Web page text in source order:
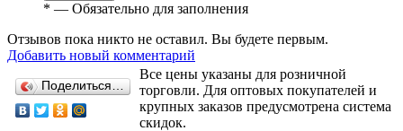
* — Обязательно для заполнения
Отзывов пока никто не оставил. Вы будете первым.
Добавить новый комментарий
Поделиться…
Все цены указаны для розничной
торговли. Для оптовых покупателей и
крупных заказов предусмотрена система
скидок.